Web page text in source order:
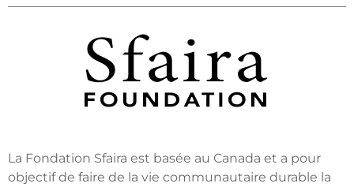
La Fondation Sfaira est basée au Canada et a pour
objectif de faire de la vie communautaire durable la